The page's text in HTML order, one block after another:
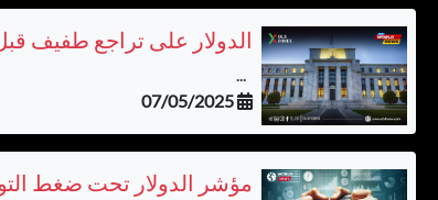
الدولار على تراجع طفيف
...
07/05/2025
مؤشر الدولار تحت ضغط